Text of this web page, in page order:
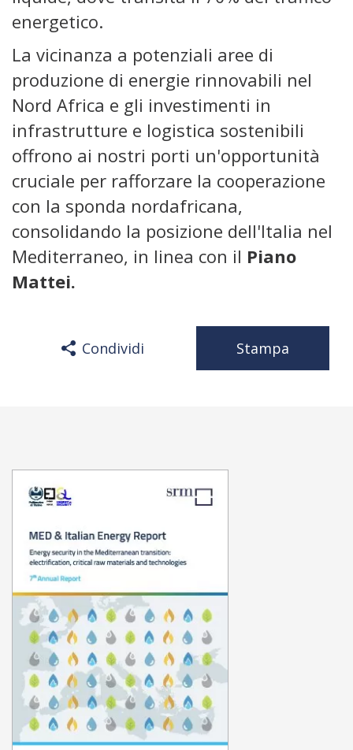
energetico.
La vicinanza a potenziali aree di
produzione di energie rinnovabili nel
Nord Africa e gli investimenti in
infrastrutture e logistica sostenibili
offrono ai nostri porti un'opportunità
cruciale per rafforzare la cooperazione
con la sponda nordafricana,
consolidando la posizione dell'Italia nel
Mediterraneo, in linea con il Piano
Mattei.
Condividi Stampa